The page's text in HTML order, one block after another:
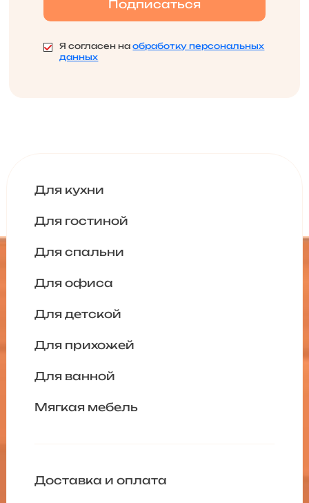
Я согласен наобработку персональных
данных
Для кухни
Для гостиной
Для спальни
Для офиса
Для детской
Для прихожей
Для ванной
Мягкая мебель
Доставка и оплата